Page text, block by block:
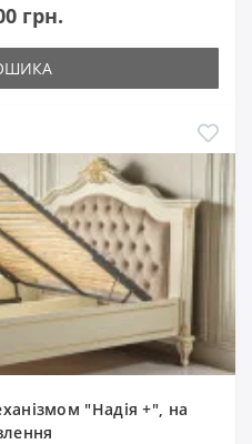
грн.
"Надія +", на